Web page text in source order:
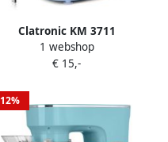
Clatronic KM 3711
Keukenmachine
Kneedmachine RETRO
1 webshop
€ 15,-
12%